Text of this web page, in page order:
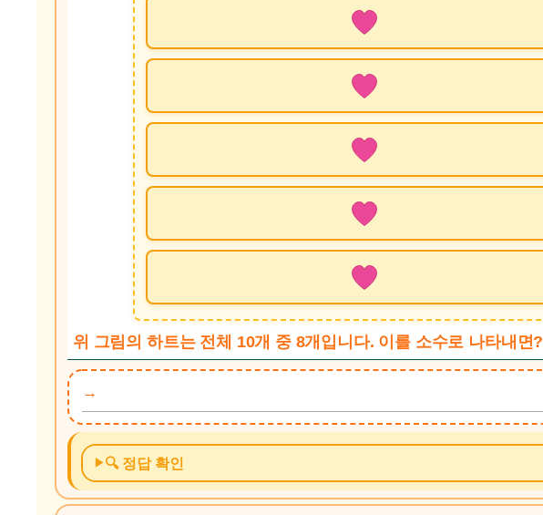
위 그림의 하트는 전체 10개 중 8개입니다. 이를 소수로 나타내면?
🔍 정답 확인